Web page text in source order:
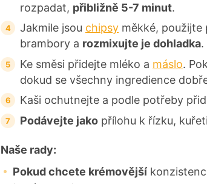
rozpadat, přibližně 5-7 minut.
Jakmile jsou chipsy měkké, použijte
brambory a rozmixujte je dohladka.
Ke směsi přidejte mléko a máslo.
dokud se všechny ingredience
Kaši ochutnejte a podle potřeby
Podávejte jako přílohu k řízku,
Naše rady:
Pokud chcete krémovější